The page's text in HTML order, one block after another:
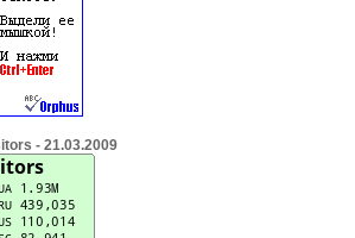
- 21.03.2009